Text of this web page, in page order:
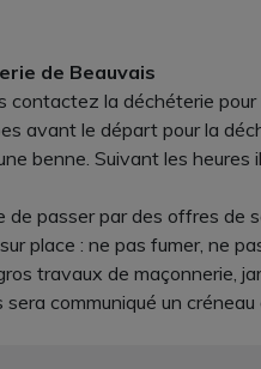
de Beauvais
la déchéterie
avant le départ pour la
benne. Suivant les
passer par des offres
place : ne pas fumer, ne
travaux de maçonnerie,
communiqué un